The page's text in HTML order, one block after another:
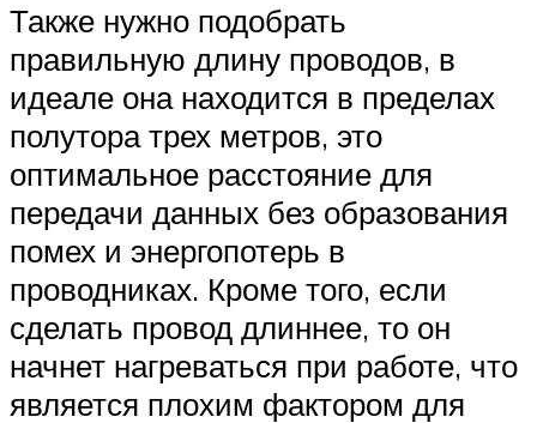
Также нужно подобрать
правильную длину проводов, в
идеале она находится в пределах
полутора трех метров, это
оптимальное расстояние для
передачи данных без образования
помех и энергопотерь в
проводниках. Кроме того, если
сделать провод длиннее, то он
начнет нагреваться при работе, что
является плохим фактором для